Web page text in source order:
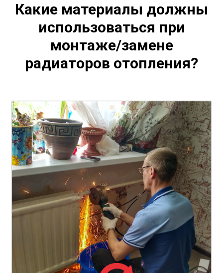
Какие материалы должны
использоваться при
монтаже/замене
радиаторов отопления?